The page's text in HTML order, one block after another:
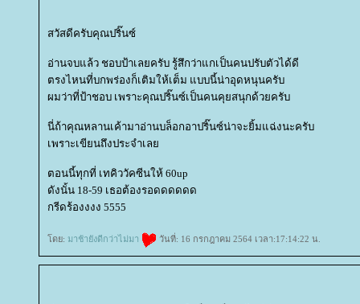
สวัสดีครับคุณปริ๊นซ์
อ่านจบแล้ว ชอบป้าเลยครับ รู้สึกว่าแกเป็นคนปรับตัวได้ดี
ตรงไหนที่บกพร่องก็เติมให้เต็ม แบบนี้น่าอุดหนุนครับ
ผมว่าที่ป้าชอบ เพราะคุณปริ๊นซ์เป็นคนคุยสนุกด้วยครับ
นี่ถ้าคุณหลานเค้ามาอ่านบล็อกอาปริ๊นซ์น่าจะยิ้มแฉ่งนะครับ
เพราะเขียนถึงประจำเล
ตอนนี้ทุกที่ เทคิววัคซีนให้ 60up
ดังนั้น 18-59 เธอต้องรอดดดดดด
กรีดร้องงงง 5555
ดย: มาช้ายังดีกว่าไม่มา วันที่: 16 กรกฎาคม 2564 เวลา:17:14:22 น.